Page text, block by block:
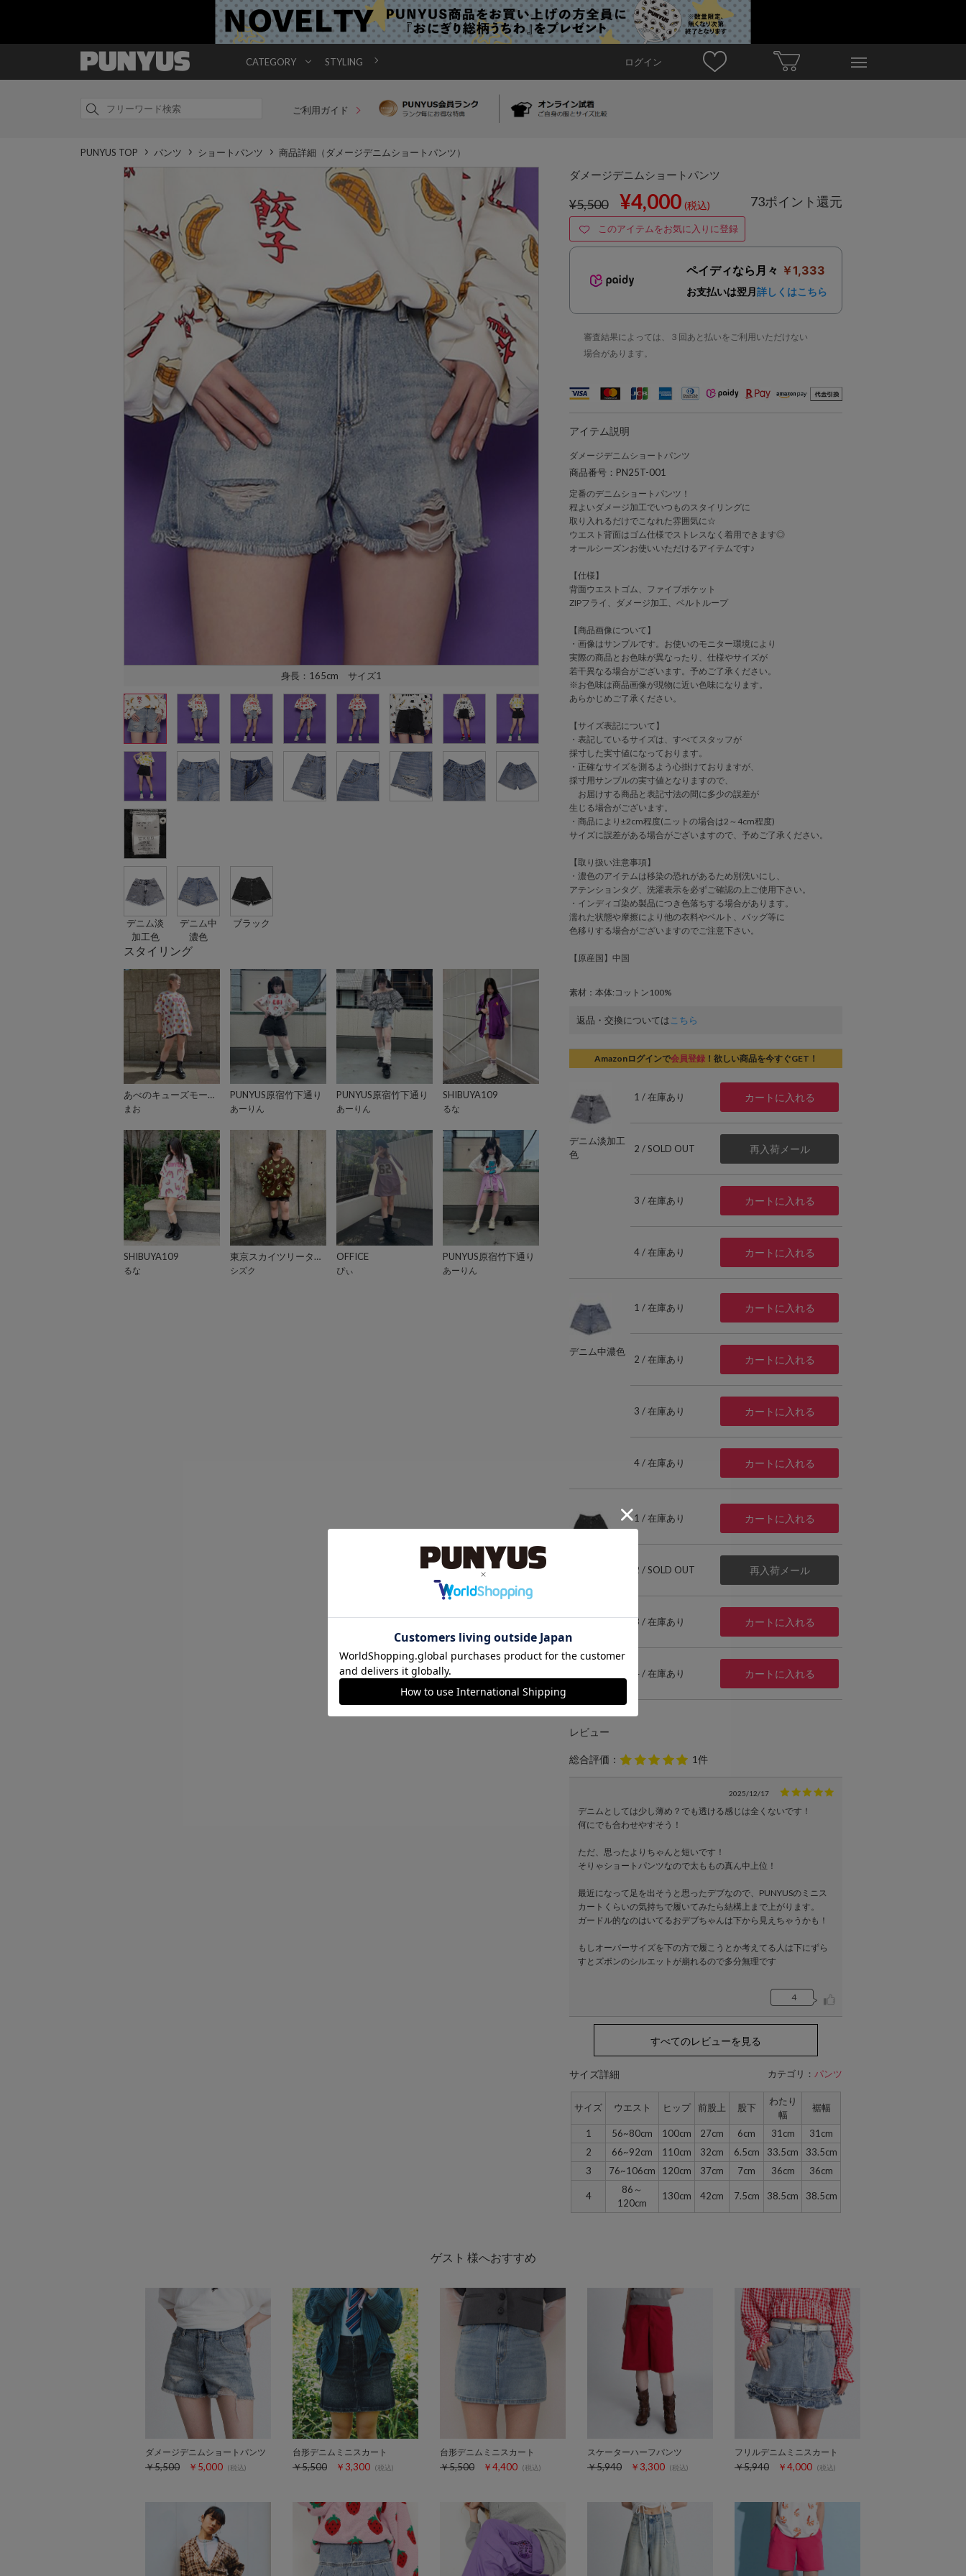
CATEGORY STYLING ログイン
ご利用ガイド
PUNYUS TOP パンツ ショートパンツ 商品詳細（ダメージデニムショートパンツ）
身長：165cm サイズ1 身長：165cm サイズ1
デニム淡
加工色
デニム中
濃色
ブラック
スタイリング
あべのキューズモール（109ABENO）
まお
PUNYUS原宿竹下通り
あーりん
PUNYUS原宿竹下通り
あーりん
SHIBUYA109
るな
SHIBUYA109
るな
東京スカイツリータウン・ソラマチ
シズク
OFFICE
ぴぃ
PUNYUS原宿竹下通り
あーりん
ダメージデニムショートパンツ
¥5,500 ¥4,000 (税込) 73ポイント還元
このアイテムをお気に入りに登録
ペイディなら月々 ￥1,333
お支払いは翌月 詳しくはこちら
審査結果によっては、３回あと払いをご利用いただけない
場合があります。
アイテム説明
ダメージデニムショートパンツ
商品番号：PN25T-001
定番のデニムショートパンツ！
程よいダメージ加工でいつものスタイリングに
取り入れるだけでこなれた雰囲気に☆
ウエスト背面はゴム仕様でストレスなく着用できます◎
オールシーズンお使いいただけるアイテムです♪
【仕様】
背面ウエストゴム、ファイブポケット
ZIPフライ、ダメージ加工、ベルトループ
【商品画像について】
・画像はサンプルです。お使いのモニター環境により
実際の商品とお色味が異なったり、仕様やサイズが
若干異なる場合がございます。予めご了承ください。
※お色味は商品画像が現物に近い色味になります。
あらかじめご了承ください。
【サイズ表記について】
・表記しているサイズは、すべてスタッフが
採寸した実寸値になっております。
・正確なサイズを測るよう心掛けておりますが、
採寸用サンプルの実寸値となりますので、
お届けする商品と表記寸法の間に多少の誤差が
生じる場合がございます。
・商品により±2cm程度(ニットの場合は2～4cm程度)
サイズに誤差がある場合がございますので、予めご了承ください。
【取り扱い注意事項】
・濃色のアイテムは移染の恐れがあるため別洗いにし、
アテンションタグ、洗濯表示を必ずご確認の上ご使用下さい。
・インディゴ染め製品につき色落ちする場合があります。
濡れた状態や摩擦により他の衣料やベルト、バッグ等に
色移りする場合がございますのでご注意下さい。
【原産国】中国
素材：本体:コットン100%
返品・交換についてはこちら
Amazonログインで会員登録！欲しい商品を今すぐGET！
デニム淡加工
色
1 / 在庫あり カートに入れる
2 / SOLD OUT 再入荷メール
3 / 在庫あり カートに入れる
4 / 在庫あり カートに入れる
デニム中濃色
1 / 在庫あり カートに入れる
2 / 在庫あり カートに入れる
3 / 在庫あり カートに入れる
4 / 在庫あり カートに入れる
1 / 在庫あり カートに入れる
2 / SOLD OUT 再入荷メール
3 / 在庫あり カートに入れる
4 / 在庫あり カートに入れる
レビュー
総合評価： 1件
2025/12/17
デニムとしては少し薄め？でも透ける感じは全くないです！
何にでも合わせやすそう！
ただ、思ったよりちゃんと短いです！
そりゃショートパンツなので太ももの真ん中上位！
最近になって足を出そうと思ったデブなので、PUNYUSのミニス
カートくらいの気持ちで履いてみたら結構上まで上がります。
ガードル的なのはいてるおデブちゃんは下から見えちゃうかも！
もしオーバーサイズを下の方で履こうとか考えてる人は下にずら
すとズボンのシルエットが崩れるので多分無理です
4
すべてのレビューを見る
サイズ詳細 カテゴリ： パンツ
サイズ ウエスト ヒップ 前股上 股下
わたり
幅
裾幅
1 56~80cm 100cm 27cm 6cm 31cm
31cm
2
66~92cm 110cm 32cm 6.5cm 33.5cm
33.5cm
3
76~106cm 120cm 37cm 7cm 36cm 36cm
4
86～
120cm
130cm 42cm 7.5cm 38.5cm 38.5cm
ゲスト 様へおすすめ
ダメージデニムショートパンツ
￥5,500 ￥5,000 (税込)
台形デニムミニスカート
￥5,500 ￥3,300 (税込)
台形デニムミニスカート
￥5,500 ￥4,400 (税込)
スケーターハーフパンツ
￥5,940 ￥3,300 (税込)
フリルデニムミニスカート
￥5,940 ￥4,000 (税込)